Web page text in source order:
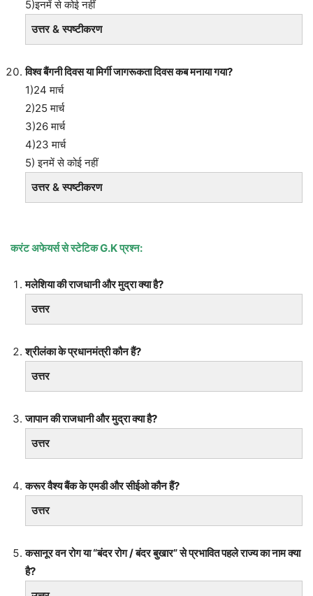
5)इनमें से कोई नहीं
उत्तर & स्पष्टीकरण
विश्व बैंगनी दिवस या मिर्गी जागरूकता दिवस कब मनाया गया?
1)24 मार्च
2)25 मार्च
3)26 मार्च
4)23 मार्च
5) इनमें से कोई नहीं
उत्तर & स्पष्टीकरण
करंट अफेयर्स से स्टेटिकG.K प्रश्न:
मलेशिया की राजधानी और मुद्रा क्या है?
उत्तर
श्रीलंका के प्रधानमंत्री कौन हैं?
उत्तर
जापान की राजधानी और मुद्रा क्या है?
उत्तर
करूर वैश्य बैंक के एमडी और सीईओ कौन हैं?
उत्तर
कसानूर वन रोग या “बंदर रोग / बंदर बुखार” से प्रभावित पहले राज्य का नाम क्या
है?